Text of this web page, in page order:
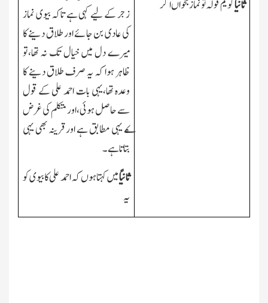
ثانیًاگویم قولہ تو نماز بخواں اگر
زجر کے لیے کہی ہےتاکہ بیوی نماز
کی عادی بن جائے اور طلاق دینے کا
میرے دل میں خیال تك نہ تھا،تو
ظاہر ہوا کہیہ صرف طلاق دینے کا
وعدہ تھا،یہی بات احمد علی کے قول
سے حاصل ہوئی، اور متکلم کی غرض
کےیہی مطابق ہے اور قرینہ بھی یہی
بتاتا ہے۔
ثانیًامیں کہتا ہوں کہ احمد علی کا بیوی کو
یہ